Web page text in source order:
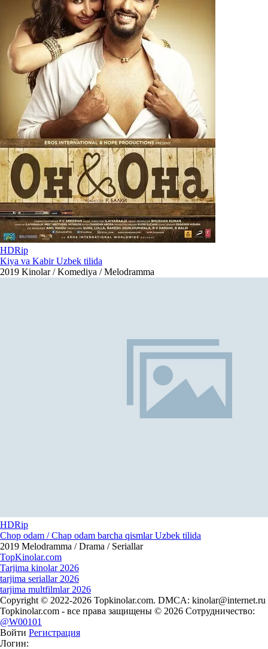
HDRip
Kiya va Kabir Uzbek tilida
2019 Kinolar / Komediya / Melodramma
HDRip
Chop odam / Chap odam barcha qismlar Uzbek tilida
2019 Melodramma / Drama / Seriallar
TopKinolar.com
Tarjima kinolar 2026
tarjima seriallar 2026
tarjima multfilmlar 2026
Copyright © 2022-2026 Topkinolar.com. DMCA: kinolar@internet.ru
Topkinolar.com - все права защищены © 2026 Сотрудничество:
@W00101
Войти Регистрация
Логин: